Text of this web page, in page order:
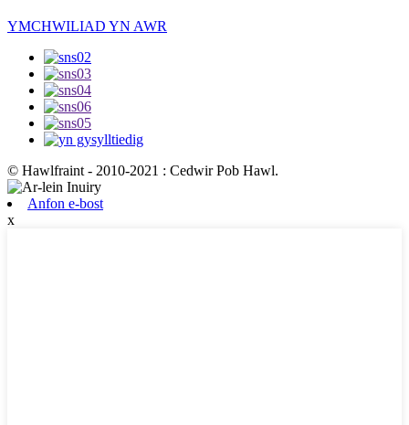
YMCHWILIAD YN AWR
© Hawlfraint - 2010-2021 : Cedwir Pob Hawl.
Anfon e-bost
x